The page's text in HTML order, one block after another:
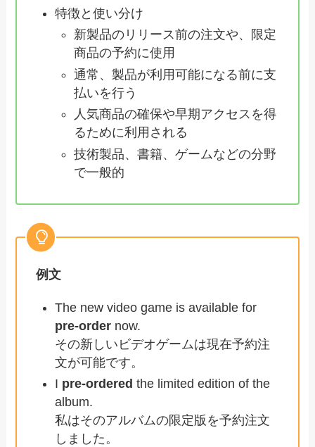
特徴と使い分け
新製品のリリース前の注文や、限定
商品の予約に使用
通常、製品が利用可能になる前に支
払いを行う
人気商品の確保や早期アクセスを得
るために利用される
技術製品、書籍、ゲームなどの分野
で一般的
例文
The new video game is available for
pre-order now.
その新しいビデオゲームは現在予約注
文が可能です。
I pre-ordered the limited edition of the
album.
私はそのアルバムの限定版を予約注文
しました。